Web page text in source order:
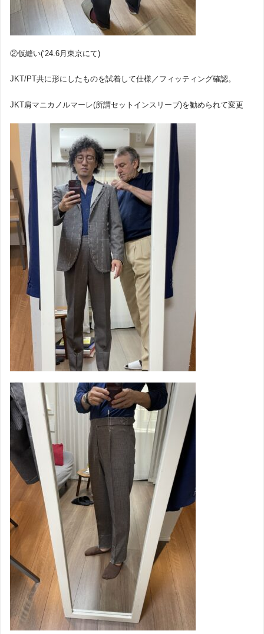
②仮縫い(‘24.6月東京にて)
JKT/PT共に形にしたものを試着して仕様／フィッティング確認。
JKT肩マニカノルマーレ(所謂セットインスリーブ)を勧められて変更